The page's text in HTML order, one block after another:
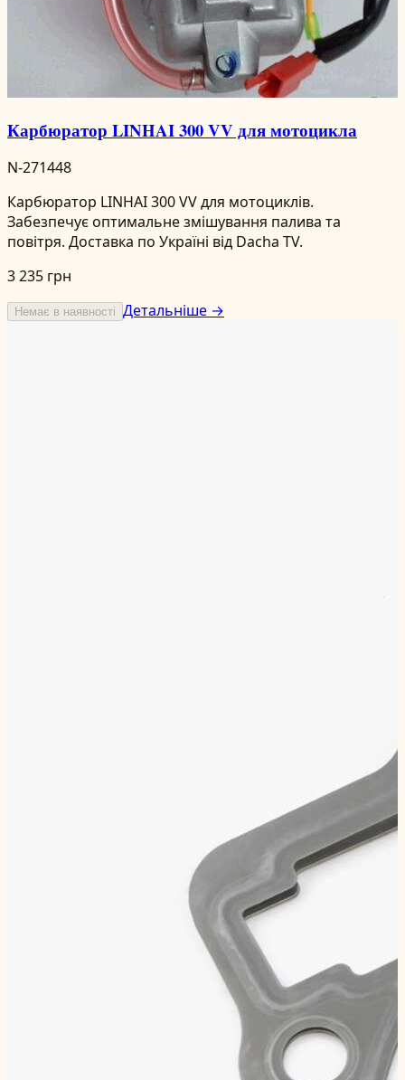
Карбюратор LINHAI 300 VV для мотоцикла
N-271448
Карбюратор LINHAI 300 VV для мотоциклів.
Забезпечує оптимальне змішування палива та
повітря. Доставка по Україні від Dacha TV.
3 235 грн
Немає в наявності Детальніше →